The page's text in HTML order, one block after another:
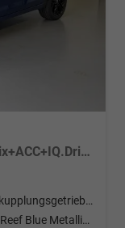
R-Line 150PS DSG GV5+AHK+Matrix+ACC+IQ.Drive+Black+Kamera+Keyless+Alu18
Doppelkupplungsgetriebe (DSG)
[0AA1] Reef Blue Metallic / Dach Schwarz